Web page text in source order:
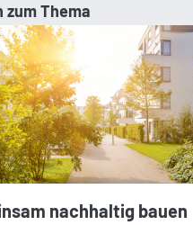
zum Thema
nachhaltig bauen